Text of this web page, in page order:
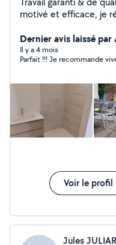
motivé et efficace, je
performante Peinture intérieure & extérieure avec
belles finitions Pose d'enduit, rebouchage, rénovation
murs et plafonds Petits travaux & déménagement Mon
Satisfaction garantie :
avec sérieux et
soigné. Contactez-moi directement, je suis disponible
et réactif pour vos
Dernier avis laissé
Il y a 4 mois
Parfait !!! Je recommande
Voir le profil
Jules